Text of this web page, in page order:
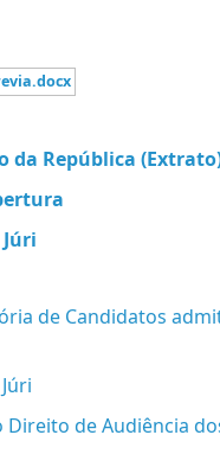
da República
de Candidatos
Direito de Audiência